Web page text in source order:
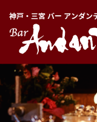
神戸・三宮 バー アンダン